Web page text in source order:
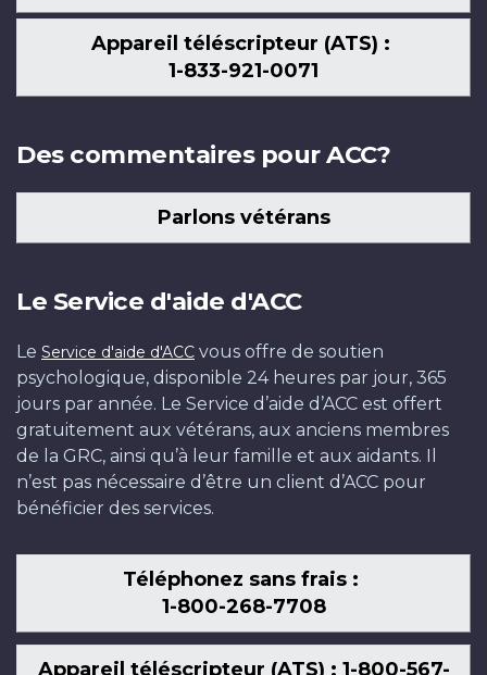
Appareil téléscripteur (ATS) :
1-833-921-0071
Des commentaires pour ACC?
Parlons vétérans
Le Service d'aide d'ACC
Le Service d'aide d'ACC vous offre de soutien
psychologique, disponible 24 heures par jour, 365
jours par année. Le Service d’aide d’ACC est offert
gratuitement aux vétérans, aux anciens membres
de la GRC, ainsi qu’à leur famille et aux aidants. Il
n’est pas nécessaire d’être un client d’ACC pour
bénéficier des services.
Téléphonez sans frais :
1-800-268-7708
Appareil téléscripteur (ATS) : 1-800-567-